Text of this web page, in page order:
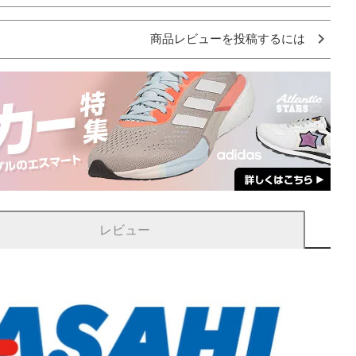
商品レビューを投稿するには
レビュー